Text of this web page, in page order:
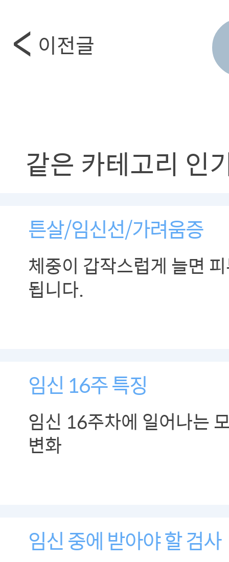
이전글
같은 카테고리 인
튼살/임신선/가려움증
체중이 갑작스럽게 늘면
됩니다.
임신 16주 특징
임신 16주차에 일어나는
변화
임신 중에 받아야 할 검사